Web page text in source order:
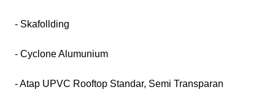
- Skafollding
- Cyclone Alumunium
- Atap UPVC Rooftop Standar, Semi Transparan